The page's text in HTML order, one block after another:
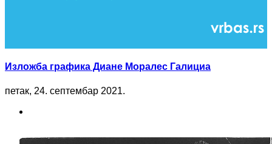
Изложба графика Диане Моралес Галициа
петак, 24. септембар 2021.